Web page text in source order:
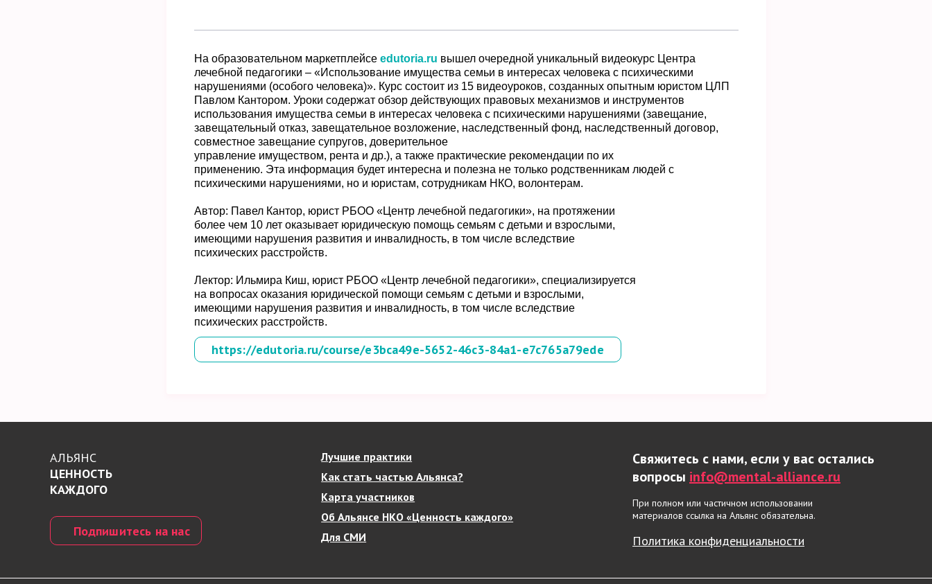
На образовательном маркетплейсе edutoria.ru вышел очередной уникальный видеокурс Центра
лечебной педагогики – «Использование имущества семьи в интересах человека с психическими
нарушениями (особого человека)». Курс состоит из 15 видеоуроков, созданных опытным юристом ЦЛП
Павлом Кантором. Уроки содержат обзор действующих правовых механизмов и инструментов
использования имущества семьи в интересах человека с психическими нарушениями (завещание,
завещательный отказ, завещательное возложение, наследственный фонд, наследственный договор,
совместное завещание супругов, доверительное
управление имуществом, рента и др.), а также практические рекомендации по их
применению. Эта информация будет интересна и полезна не только родственникам людей с
психическими нарушениями, но и юристам, сотрудникам НКО, волонтерам.
Автор: Павел Кантор, юрист РБОО «Центр лечебной педагогики», на протяжении
более чем 10 лет оказывает юридическую помощь семьям с детьми и взрослыми,
имеющими нарушения развития и инвалидность, в том числе вследствие
психических расстройств.
Лектор: Ильмира Киш, юрист РБОО «Центр лечебной педагогики», специализируется
на вопросах оказания юридической помощи семьям с детьми и взрослыми,
имеющими нарушения развития и инвалидность, в том числе вследствие
психических расстройств.
https://edutoria.ru/course/e3bca49e-5652-46c3-84a1-e7c765a79ede
АЛЬЯНС
ЦЕННОСТЬ
КАЖДОГО
Подпишитесь на нас
Лучшие практики
Как стать частью Альянса?
Карта участников
Об Альянсе НКО «Ценность каждого»
Для СМИ
Свяжитесь с нами, если у вас остались
вопросы info@mental-alliance.ru
При полном или частичном использовании
материалов ссылка на Альянс обязательна.
Политика конфиденциальности